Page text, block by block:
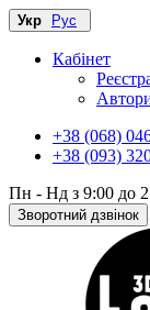
Укр Рус
Кабінет
+38 (068)
+38 (093)
Пн - Нд з 9:00 до
Зворотний дзвінок